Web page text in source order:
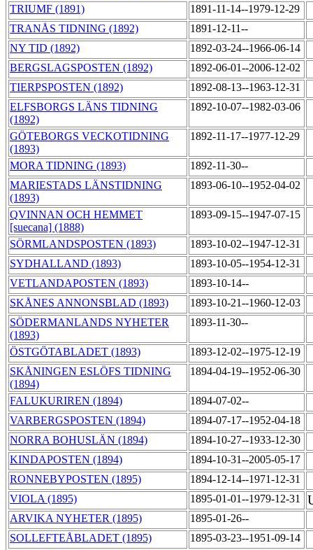
TRIUMF (1891)
1891-11-14--1979-12-29
TRANÅS TIDNING (1892)
1891-12-11--
NY TID (1892)
1892-03-24--1966-06-14
BERGSLAGSPOSTEN (1892)
1892-06-01--2006-12-02
TIERPSPOSTEN (1892)
1892-08-13--1963-12-31
ELFSBORGS LÄNS TIDNING
(1892)
1892-10-07--1982-03-06
GÖTEBORGS VECKOTIDNING
(1893)
1892-11-17--1977-12-29
MORA TIDNING (1893)
1892-11-30--
MARIESTADS LÄNSTIDNING
(1893)
1893-06-10--1952-04-02
QVINNAN OCH HEMMET
[suecana] (1888)
1893-09-15--1947-07-15
SÖRMLANDSPOSTEN (1893)
1893-10-02--1947-12-31
SYDHALLAND (1893)
1893-10-05--1954-12-31
VETLANDAPOSTEN (1893)
1893-10-14--
SKÅNES ANNONSBLAD (1893)
1893-10-21--1960-12-03
SÖDERMANLANDS NYHETER
(1893)
1893-11-30--
ÖSTGÖTABLADET (1893)
1893-12-02--1975-12-19
SKÅNINGEN ESLÖFS TIDNING
(1894)
1894-04-19--1952-06-30
FALUKURIREN (1894)
1894-07-02--
VARBERGSPOSTEN (1894)
1894-07-17--1952-04-18
NORRA BOHUSLÄN (1894)
1894-10-27--1933-12-30
KINDAPOSTEN (1894)
1894-10-31--2005-05-17
RONNEBYPOSTEN (1895)
1894-12-14--1971-12-31
VIOLA (1895)
1895-01-01--1979-12-31
ARVIKA NYHETER (1895)
1895-01-26--
SOLLEFTEÅBLADET (1895)
1895-03-23--1951-09-14